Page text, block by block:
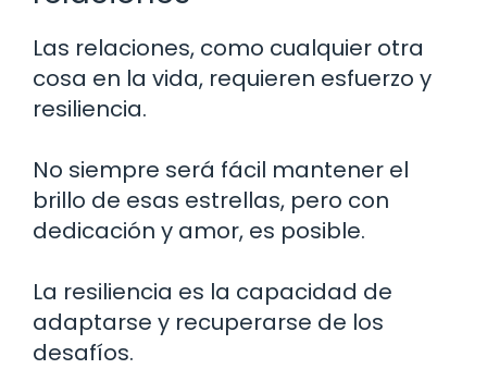
Las relaciones, como cualquier otra
cosa en la vida, requieren esfuerzo y
resiliencia.
No siempre será fácil mantener el
brillo de esas estrellas, pero con
dedicación y amor, es posible.
La resiliencia es la capacidad de
adaptarse y recuperarse de los
desafíos.